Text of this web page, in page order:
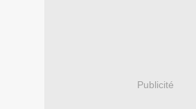
Publicité